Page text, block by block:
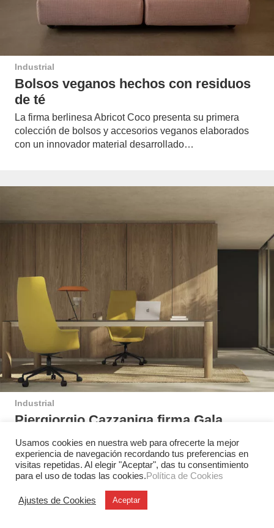
Industrial
Bolsos veganos hechos con residuos
de té
La firma berlinesa Abricot Coco presenta su primera
colección de bolsos y accesorios veganos elaborados
con un innovador material desarrollado…
Industrial
Piergiorgio Cazzaniga firma Gala
Executive
La colección Gala de Andreu World crece con Gala
Executive, una línea de sillones ejecutivos diseñada por
Piergiorgio Cazzaniga que…
Usamos cookies en nuestra web para ofrecerte la mejor
experiencia de navegación recordando tus preferencias en
visitas repetidas. Al elegir "Aceptar", das tu consentimiento
para el uso de todas las cookies.Política de Cookies
Ajustes de Cookies Aceptar